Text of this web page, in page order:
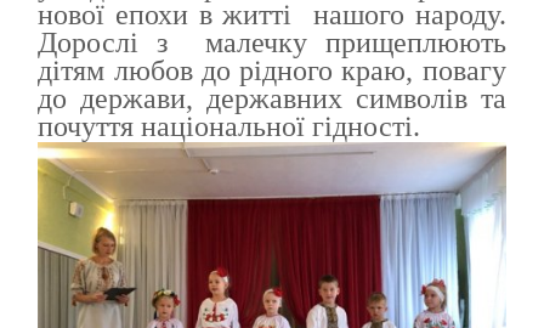
нової епохи в житті нашого народу.
Дорослі з малечку прищеплюють
дітям любов до рідного краю, повагу
до держави, державних символів та
почуття національної гідності.